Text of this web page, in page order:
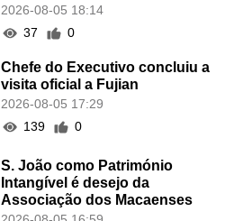
2026-08-05 18:14
37
0
Chefe do Executivo concluiu a
visita oficial a Fujian
2026-08-05 17:29
139
0
S. João como Património
Intangível é desejo da
Associação dos Macaenses